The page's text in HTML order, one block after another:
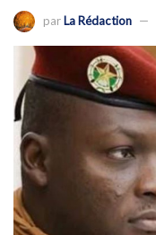
parLa Rédaction